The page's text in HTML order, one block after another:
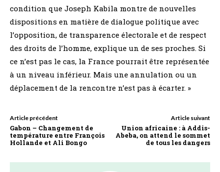
condition que Joseph Kabila montre de nouvelles
dispositions en matière de dialogue politique avec
l’opposition, de transparence électorale et de respect
des droits de l’homme, explique un de ses proches. Si
ce n’est pas le cas, la France pourrait être représentée
à un niveau inférieur. Mais une annulation ou un
déplacement de la rencontre n’est pas à écarter. »
Article précédent
Gabon – Changement de
température entre François
Hollande et Ali Bongo
Article suivant
Union africaine : à Addis-
Abeba, on attend le sommet
de tous les dangers